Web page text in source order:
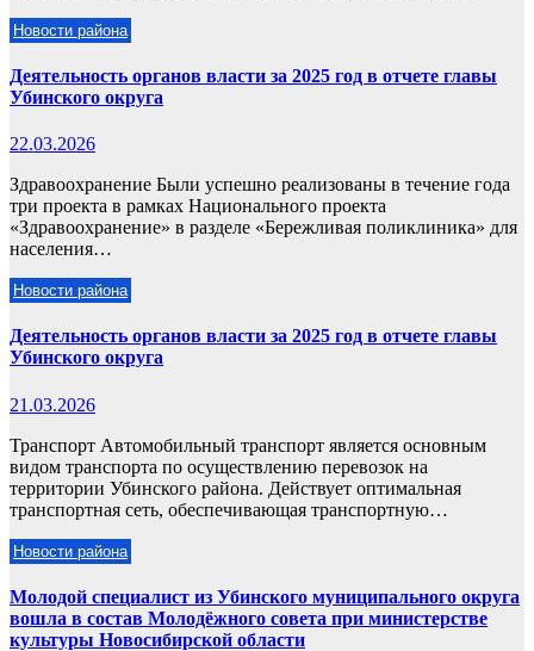
Новости района
Деятельность органов власти за 2025 год в отчете главы
Убинского округа
22.03.2026
Здравоохранение Были успешно реализованы в течение года
три проекта в рамках Национального проекта
«Здравоохранение» в разделе «Бережливая поликлиника» для
населения…
Новости района
Деятельность органов власти за 2025 год в отчете главы
Убинского округа
21.03.2026
Транспорт Автомобильный транспорт является основным
видом транспорта по осуществлению перевозок на
территории Убинского района. Действует оптимальная
транспортная сеть, обеспечивающая транспортную…
Новости района
Молодой специалист из Убинского муниципального округа
вошла в состав Молодёжного совета при министерстве
культуры Новосибирской области